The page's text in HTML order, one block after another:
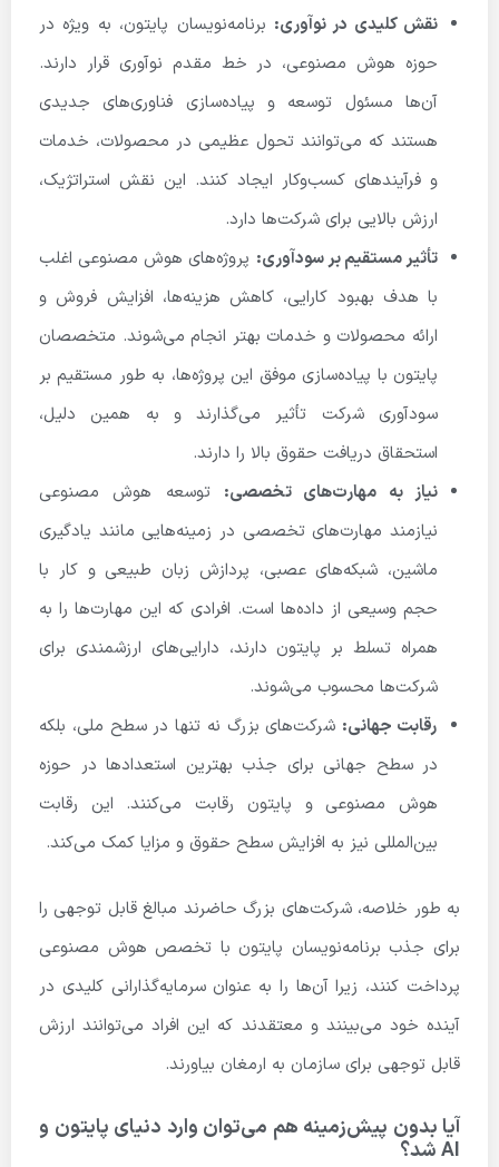
نقش کلیدی در نوآوری: برنامه‌نویسان پایتون، به ویژه در
حوزه هوش مصنوعی، در خط مقدم نوآوری قرار دارند.
آن‌ها مسئول توسعه و پیاده‌سازی فناوری‌های جدیدی
هستند که می‌توانند تحول عظیمی در محصولات، خدمات
و فرآیندهای کسب‌وکار ایجاد کنند. این نقش استراتژیک،
ارزش بالایی برای شرکت‌ها دارد.
تأثیر مستقیم بر سودآوری: پروژه‌های هوش مصنوعی اغلب
با هدف بهبود کارایی، کاهش هزینه‌ها، افزایش فروش و
ارائه محصولات و خدمات بهتر انجام می‌شوند. متخصصان
پایتون با پیاده‌سازی موفق این پروژه‌ها، به طور مستقیم بر
سودآوری شرکت تأثیر می‌گذارند و به همین دلیل،
استحقاق دریافت حقوق بالا را دارند.
نیاز به مهارت‌های تخصصی: توسعه هوش مصنوعی
نیازمند مهارت‌های تخصصی در زمینه‌هایی مانند یادگیری
ماشین، شبکه‌های عصبی، پردازش زبان طبیعی و کار با
حجم وسیعی از داده‌ها است. افرادی که این مهارت‌ها را به
همراه تسلط بر پایتون دارند، دارایی‌های ارزشمندی برای
شرکت‌ها محسوب می‌شوند.
رقابت جهانی: شرکت‌های بزرگ نه تنها در سطح ملی، بلکه
در سطح جهانی برای جذب بهترین استعدادها در حوزه
هوش مصنوعی و پایتون رقابت می‌کنند. این رقابت
بین‌المللی نیز به افزایش سطح حقوق و مزایا کمک می‌کند.
به طور خلاصه، شرکت‌های بزرگ حاضرند مبالغ قابل توجهی را
برای جذب برنامه‌نویسان پایتون با تخصص هوش مصنوعی
پرداخت کنند، زیرا آن‌ها را به عنوان سرمایه‌گذارانی کلیدی در
آینده خود می‌بینند و معتقدند که این افراد می‌توانند ارزش
قابل توجهی برای سازمان به ارمغان بیاورند.
آیا بدون پیش‌زمینه هم می‌توان وارد دنیای پایتون و
AI شد؟